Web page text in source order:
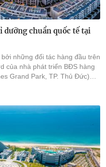
dưỡng chuẩn quốc tế tại
những đối tác hàng đầu trên
của nhà phát triển BĐS hàng
Grand Park, TP. Thủ Đức)
chuẩn quốc tế, vừa đủ "tĩnh"